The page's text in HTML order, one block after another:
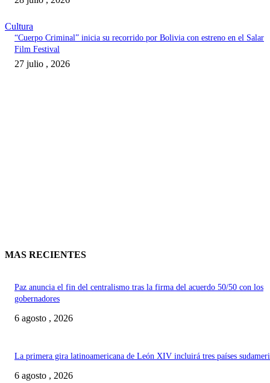
Cultura
“Cuerpo Criminal” inicia su recorrido por Bolivia con estreno en el Salar
Film Festival
27 julio , 2026
MAS RECIENTES
Paz anuncia el fin del centralismo tras la firma del acuerdo 50/50 con los
gobernadores
6 agosto , 2026
La primera gira latinoamericana de León XIV incluirá tres países
6 agosto , 2026